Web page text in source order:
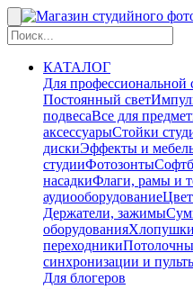
КАТАЛОГ
Для профессиональной
Постоянный свет
подвесаВсе для
аксессуарыСтойки
дискиЭффекты и
студииФотозонты
насадкиФлаги, рамы и
аудиооборудование
Держатели, зажимы
оборудованияХлопушки
переходники
синхронизации и
Для блогеров